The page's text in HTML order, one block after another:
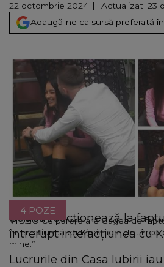
22 octombrie 2024
Actualizat: 23
Adaugă-ne ca sursă preferată
VIDEO Ce părere are Gagea de
interacțiunea cu Kiprianos. „Tot
mine.”
4 POZE
Gagea reacționează la
întrerupt interacțiunea cu
Lucrurile din Casa Iubirii